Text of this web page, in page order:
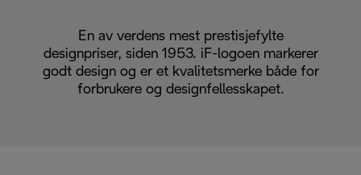
En av verdens mest prestisjefylte
designpriser, siden 1953. iF-logoen markerer
godt design og er et kvalitetsmerke både for
forbrukere og designfellesskapet.